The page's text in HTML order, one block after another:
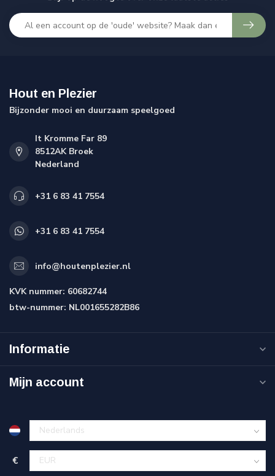
Hout en Plezier
Bijzonder mooi en duurzaam speelgoed
It Kromme Far 89
8512AK Broek
Nederland
+31 6 83 41 7554
+31 6 83 41 7554
info@houtenplezier.nl
KVK nummer: 60682744
btw-nummer: NL001655282B86
Informatie
Mijn account
€